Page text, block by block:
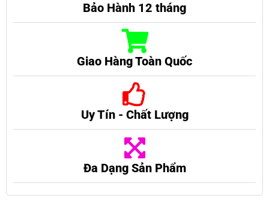
Bảo Hành 12 tháng
Giao Hàng Toàn Quốc
Uy Tín - Chất Lượng
Đa Dạng Sản Phẩm